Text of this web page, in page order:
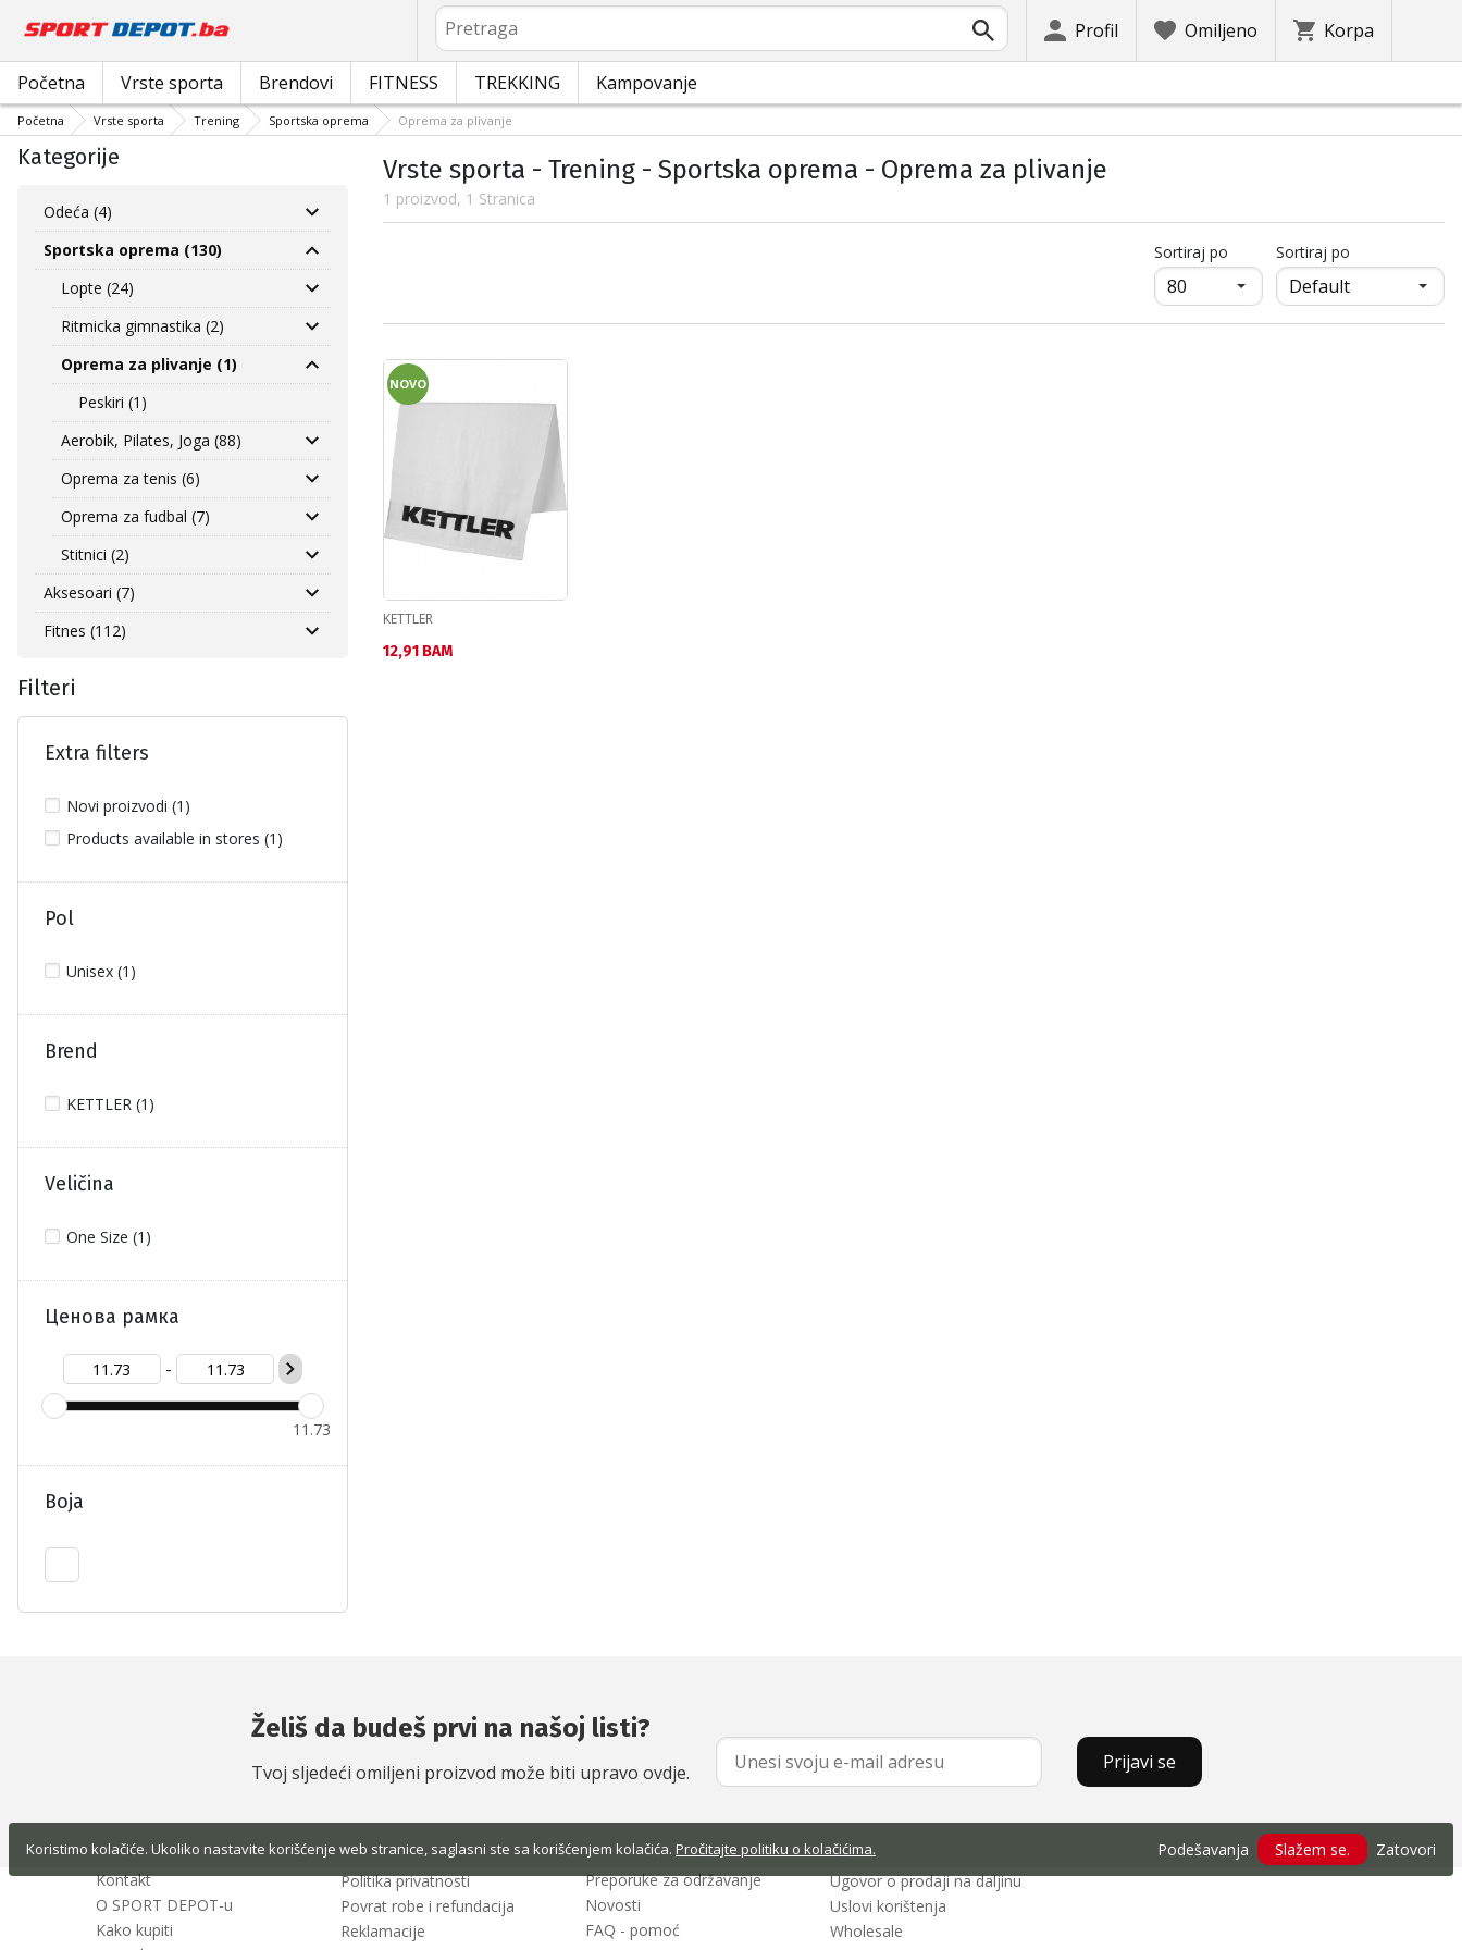
Koristimo kolačiće. Ukoliko nastavite korišćenje web stranice, saglasni ste sa korišćenjem kolačića. Pročitajte politiku o kolačićima. Podešavanja Slažem se. Zatovori
Pretraga
Profil Omiljeno Korpa
Početna Vrste sporta Brendovi FITNESS TREKKING Kampovanje
Početna Vrste sporta Trening Sportska oprema Oprema za plivanje
Kategorije
Odeća (4)
Sportska oprema (130)
Lopte (24)
Ritmicka gimnastika (2)
Oprema za plivanje (1)
Peskiri (1)
Aerobik, Pilates, Joga (88)
Oprema za tenis (6)
Oprema za fudbal (7)
Stitnici (2)
Aksesoari (7)
Fitnes (112)
Filteri
Extra filters
Novi proizvodi (1)
Products available in stores (1)
Pol
Unisex (1)
Brend
KETTLER (1)
Veličina
One Size (1)
Ценова рамка
-
11.73
Boja
Vrste sporta - Trening - Sportska oprema - Oprema za plivanje
1 proizvod, 1 Stranica
Sortiraj po продукти на страница
Sortiraj po
NOVO
KETTLER
Текуща цена:
12,91 BAM
Želiš da budeš prvi na našoj listi?
Tvoj sljedeći omiljeni proizvod može biti upravo ovdje. Prijavi se
Kontakt
O SPORT DEPOT-u
Kako kupiti
Politika privatnosti
Povrat robe i refundacija
Reklamacije
Preporuke za održavanje
Novosti
FAQ - pomoć
Ugovor o prodaji na daljinu
Uslovi korištenja
Wholesale